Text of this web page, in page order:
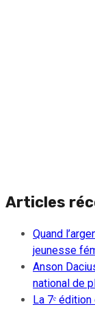
Articles
Quand
jeunesse
Anson
national de
La 7ᵉ